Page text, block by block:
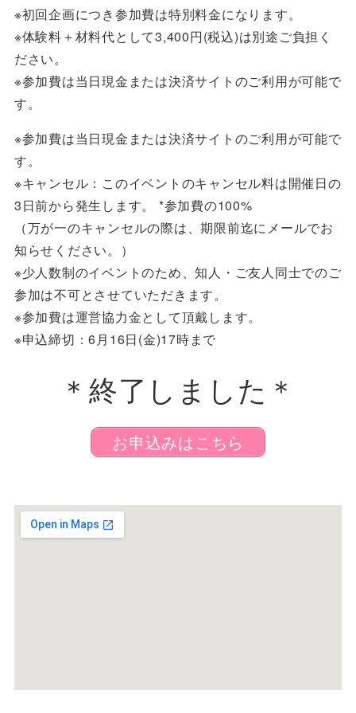
※初回企画につき参加費は特別料金になります。
※体験料＋材料代として3,400円(税込)は別途ご負担く
ださい。
※参加費は当日現金または決済サイトのご利用が可能で
す。
※参加費は当日現金または決済サイトのご利用が可能で
す。
※キャンセル：このイベントのキャンセル料は開催日の
3日前から発生します。 *参加費の100%
（万が一のキャンセルの際は、期限前迄にメールでお
知らせください。）
※少人数制のイベントのため、知人・ご友人同士でのご
参加は不可とさせていただきます。
※参加費は運営協力金として頂戴します。
※申込締切：6月16日(金)17時まで
＊終了しました＊
お申込みはこちら